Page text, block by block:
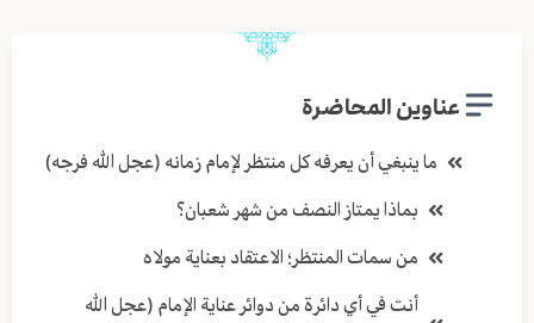
عناوين المحاضرة
ما ينبغي أن يعرفه كل منتظر لإمام زمانه (عجل الله فرجه)
بماذا يمتاز النصف من شهر شعبان؟
من سمات المنتظر؛ الاعتقاد بعناية مولاه
أنت في أي دائرة من دوائر عناية الإمام (عجل الله